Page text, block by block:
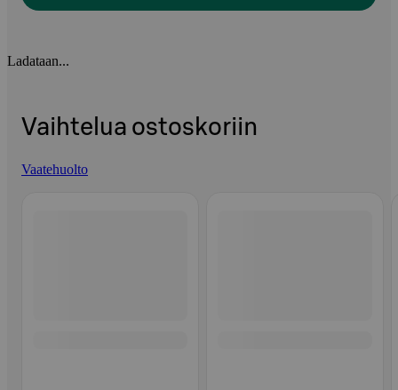
Ladataan...
Vaihtelua ostoskoriin
Vaatehuolto